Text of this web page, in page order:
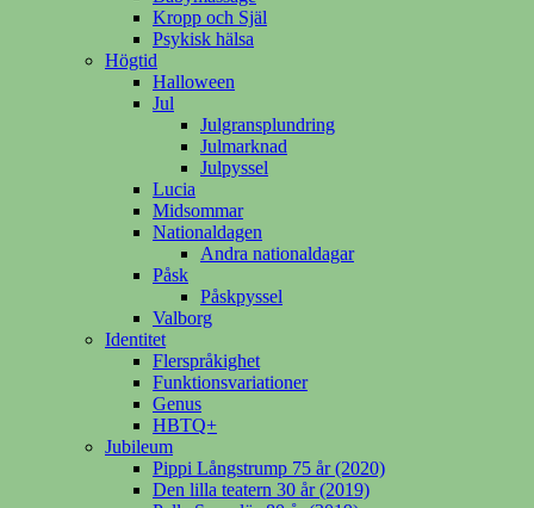
Kropp och Själ
Psykisk hälsa
Högtid
Halloween
Jul
Julgransplundring
Julmarknad
Julpyssel
Lucia
Midsommar
Nationaldagen
Andra nationaldagar
Påsk
Påskpyssel
Valborg
Identitet
Flerspråkighet
Funktionsvariationer
Genus
HBTQ+
Jubileum
Pippi Långstrump 75 år (2020)
Den lilla teatern 30 år (2019)